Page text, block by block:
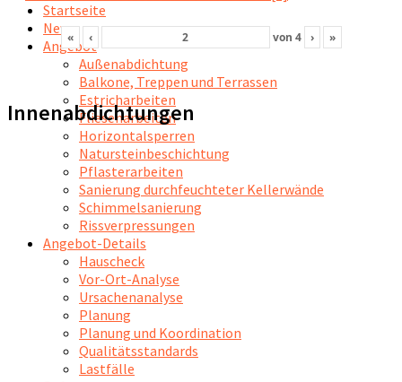
Startseite
News
Angebot
Außenabdichtung
Balkone, Treppen und Terrassen
Estricharbeiten
Fliesenarbeiten
Horizontalsperren
Natursteinbeschichtung
Pflasterarbeiten
Sanierung durchfeuchteter Kellerwände
Schimmelsanierung
Rissverpressungen
Angebot-Details
Hauscheck
Vor-Ort-Analyse
Ursachenanalyse
Planung
Planung und Koordination
Qualitätsstandards
Lastfälle
« ‹ von 4 › »
Innenabdichtungen